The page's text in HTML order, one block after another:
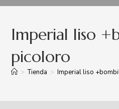
Imperial liso
picoloro
> Tienda > Imperial liso